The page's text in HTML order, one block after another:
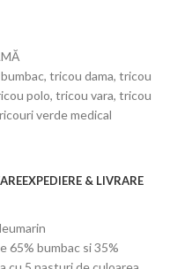
, tricou dama, tricou
polo, tricou vara, tricou
verde medical
EXPEDIERE & LIVRARE
65% bumbac si 35%